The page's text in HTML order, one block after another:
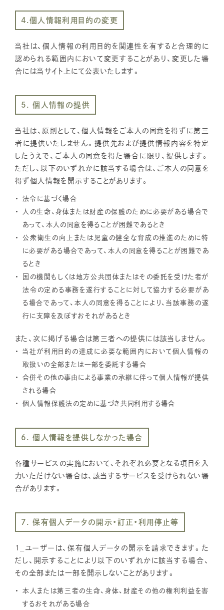
4.個人情報利用目的の変更
当社は、個人情報の利用目的を関連性を有すると合理的に
認められる範囲内において変更することがあり、変更した場
合には当サイト上にて公表いたします。
5. 個人情報の提供
当社は、原則として、個人情報をご本人の同意を得ずに第三
者に提供いたしません。提供先および提供情報内容を特定
したうえで、ご本人の同意を得た場合に限り、提供します。
ただし、以下のいずれかに該当する場合は、ご本人の同意を
得ず個人情報を開示することがあります。
法令に基づく場合
人の生命、身体または財産の保護のために必要がある場合で
あって、本人の同意を得ることが困難であるとき
公衆衛生の向上または児童の健全な育成の推進のために特
に必要がある場合であって、本人の同意を得ることが困難であ
るとき
国の機関もしくは地方公共団体またはその委託を受けた者が
法令の定める事務を遂行することに対して協力する必要があ
る場合であって、本人の同意を得ることにより、当該事務の遂
行に支障を及ぼすおそれがあるとき
また、次に掲げる場合は第三者への提供には該当しません。
当社が利用目的の達成に必要な範囲内において個人情報の
取扱いの全部または一部を委託する場合
合併その他の事由による事業の承継に伴って個人情報が提供
される場合
個人情報保護法の定めに基づき共同利用する場合
6. 個人情報を提供しなかった場合
各種サービスの実施において、それぞれ必要となる項目を入
力いただけない場合は、該当するサービスを受けられない場
合があります。
7. 保有個人データの開示・訂正・利用停止等
1_ユーザーは、保有個人データの開示を請求できます。た
だし、開示することにより以下のいずれかに該当する場合、
その全部または一部を開示しないことがあります。
本人または第三者の生命、身体、財産その他の権利利益を害
するおそれがある場合